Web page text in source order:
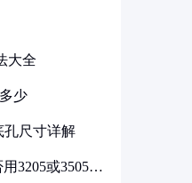
大全
少
孔尺寸详解
3205或3505代